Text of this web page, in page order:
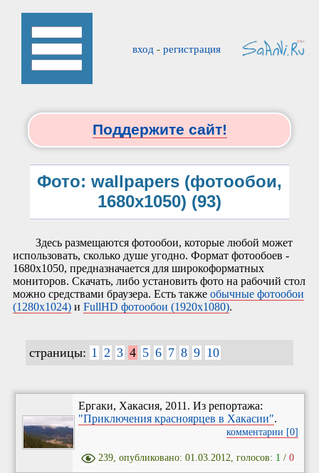
вход - регистрация
Поддержите сайт!
Фото: wallpapers (фотообои,
1680x1050) (93)
Здесь размещаются фотообои, которые любой может
использовать, сколько душе угодно. Формат фотообоев -
1680х1050, предназначается для широкоформатных
мониторов. Скачать, либо установить фото на рабочий стол
можно средствами браузера. Есть также обычные фотообои
(1280x1024) и FullHD фотообои (1920x1080).
страницы: 1 2 3 4 5 6 7 8 9 10
Ергаки, Хакасия, 2011. Из репортажа:
"Приключения красноярцев в Хакасии".
комментарии [0]
239, опубликовано: 01.03.2012, голосов: 1 /0